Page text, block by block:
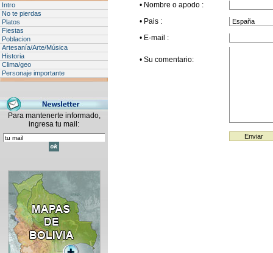
Intro
No te pierdas
Platos
Fiestas
Poblacion
Artesanía/Arte/Música
Historia
Clima/geo
Personaje importante
Para mantenerte informado,
ingresa tu mail:
• Nombre o apodo :
• Pais :
• E-mail :
• Su comentario: